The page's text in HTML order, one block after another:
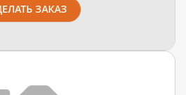
ЗАКАЗ